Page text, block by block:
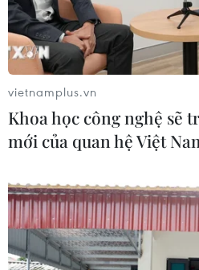
vietnamplus.vn
Khoa học công nghệ sẽ
mới của quan hệ Việt